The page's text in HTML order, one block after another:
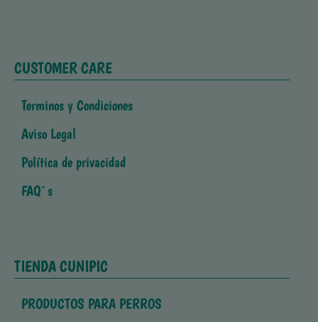
CUSTOMER CARE
Terminos y Condiciones
Aviso Legal
Política de privacidad
FAQ`s
TIENDA CUNIPIC
PRODUCTOS PARA PERROS